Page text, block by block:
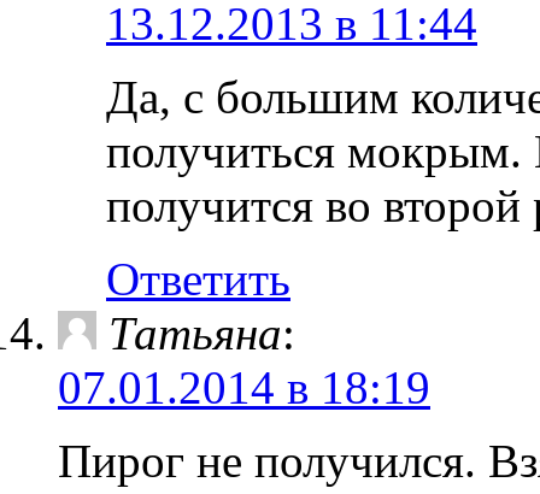
13.12.2013 в 11:44
Да, с большим
получиться мокрым.
получится во
Ответить
Татьяна:
07.01.2014 в 18:19
Пирог не получился.